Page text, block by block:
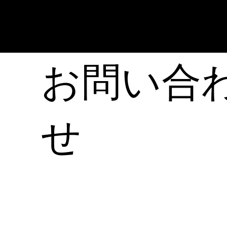
お問い合
せ